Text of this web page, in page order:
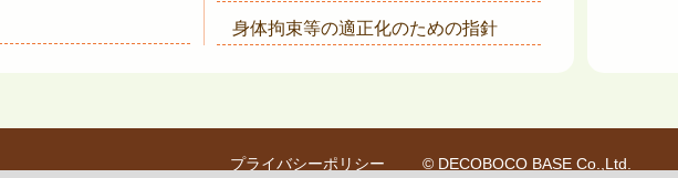
身体拘束等の適正化のための指針
プライバシーポリシー © DECOBOCO BASE Co.,Ltd.